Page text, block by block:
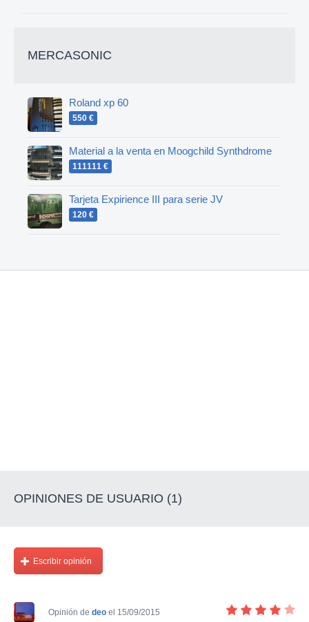
MERCASONIC
Roland xp 60
550 €
Material a la venta en Moogchild Synthdrome
111111 €
Tarjeta Expirience III para serie JV
120 €
OPINIONES DE USUARIO (1)
Escribir opinión
Opinión de deo el 15/09/2015